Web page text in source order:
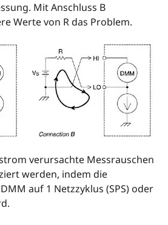
Mit Anschluss B
Werte von R das Problem.
verursachte Messrauschen
werden, indem die
auf 1 Netzzyklus (SPS) oder